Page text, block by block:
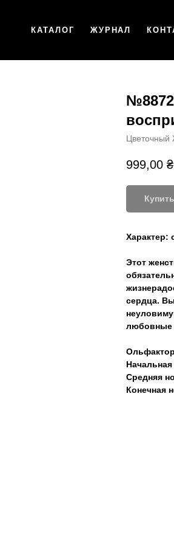
КАТАЛОГ ЖУРНАЛ
Цветочный
999,00 ₴
Характер:
Этот
сердца.
Средняя
Конечная